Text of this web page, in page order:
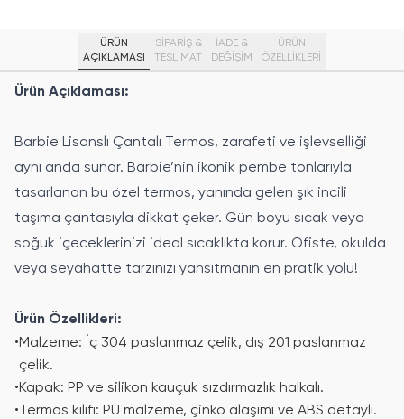
ÜRÜN
AÇIKLAMASI
SİPARİŞ &
TESLİMAT
İADE &
DEĞİŞİM
ÜRÜN
ÖZELLIKLERI
Ürün Açıklaması:
Barbie Lisanslı Çantalı Termos, zarafeti ve işlevselliği
aynı anda sunar. Barbie’nin ikonik pembe tonlarıyla
tasarlanan bu özel termos, yanında gelen şık incili
taşıma çantasıyla dikkat çeker. Gün boyu sıcak veya
soğuk içeceklerinizi ideal sıcaklıkta korur. Ofiste, okulda
veya seyahatte tarzınızı yansıtmanın en pratik yolu!
Ürün Özellikleri:
•Malzeme: İç 304 paslanmaz çelik, dış 201 paslanmaz
çelik.
•Kapak: PP ve silikon kauçuk sızdırmazlık halkalı.
• Termos kılıfı: PU malzeme, çinko alaşımı ve ABS detaylı.